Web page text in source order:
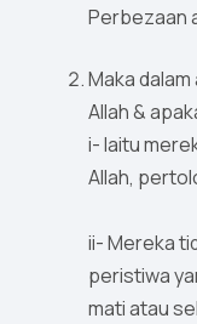
Perbezaan
Maka
Allah &
i- Iaitu
Allah,
ii- Mereka
peristiwa
mati atau